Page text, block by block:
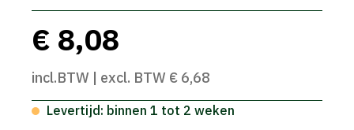
€ 8,08
incl.BTW | excl. BTW € 6,68
Levertijd: binnen 1 tot 2 weken